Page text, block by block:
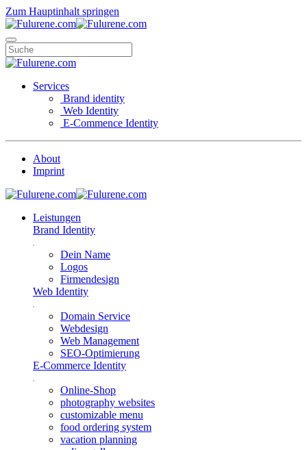
Zum Hauptinhalt springen
Services
Brand identity
Web Identity
E-Commence Identity
About
Imprint
Leistungen
Brand Identity
Dein Name
Logos
Firmendesign
Web Identity
Domain Service
Webdesign
Web Management
SEO-Optimierung
E-Commerce Identity
Online-Shop
photography websites
customizable menu
food ordering system
vacation planning